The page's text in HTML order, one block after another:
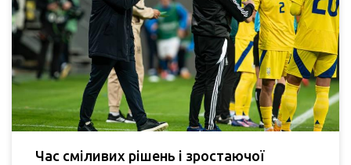
Час сміливих рішень і зростаючої